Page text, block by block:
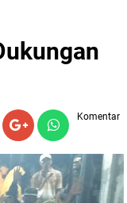
Komentar